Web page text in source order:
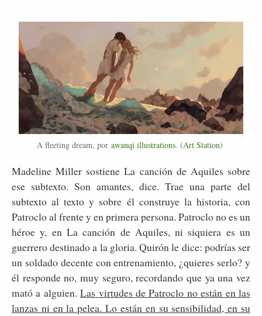
A fleeting dream, por awanqi illustrations. (Art Station)
Madeline Miller sostiene La canción de Aquiles sobre
ese subtexto. Son amantes, dice. Trae una parte del
subtexto al texto y sobre él construye la historia, con
Patroclo al frente y en primera persona. Patroclo no es un
héroe y, en La canción de Aquiles, ni siquiera es un
guerrero destinado a la gloria. Quirón le dice: podrías ser
un soldado decente con entrenamiento, ¿quieres serlo? y
él responde no, muy seguro, recordando que ya una vez
mató a alguien.Las virtudes de Patroclo no están en las
lanzas ni en la pelea. Lo están en su sensibilidad, en su